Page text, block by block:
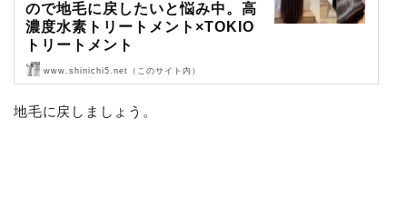
ので地毛に戻したいと悩み中。高
濃度水素トリートメント×TOKIO
トリートメント
www.shinichi5.net（このサイト内）
地毛に戻しましょう。